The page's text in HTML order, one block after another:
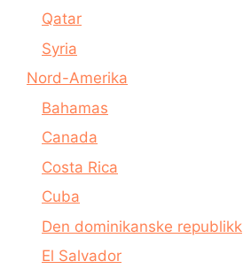
Qatar
Syria
Nord-Amerika
Bahamas
Canada
Costa Rica
Cuba
Den dominikanske republikk
El Salvador